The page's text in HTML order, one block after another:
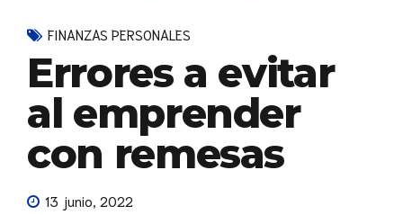
FINANZAS PERSONALES
Errores a evitar
al emprender
con remesas
13 junio, 2022